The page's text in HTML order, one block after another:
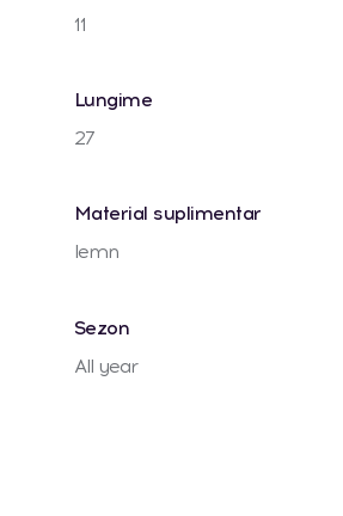
11
Lungime
27
Material suplimentar
lemn
Sezon
All year